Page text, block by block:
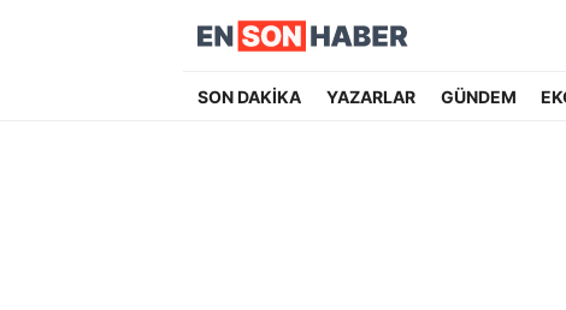
SON DAKİKA YAZARLAR GÜNDEM